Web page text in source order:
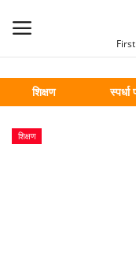
शिक्षण
स्पर्धा
मुख्य
Contact
शिक्षण